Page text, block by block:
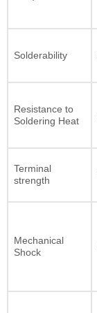
Solderability
Resistance to
Soldering Heat
Terminal
strength
Mechanical
Shock